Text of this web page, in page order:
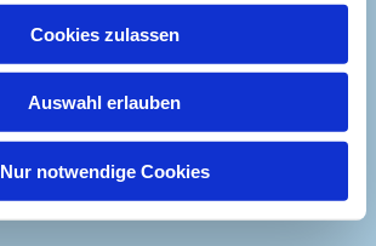
Cookies zulassen
Auswahl erlauben
Nur notwendige Cookies